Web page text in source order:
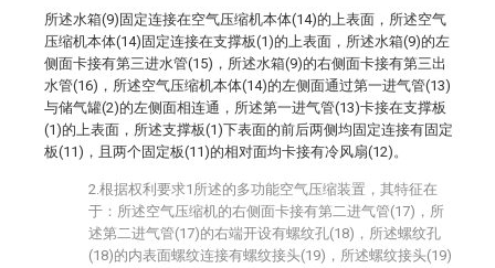
所述水箱(9)固定连接在空气压缩机本体(14)的上表面，所述空气
压缩机本体(14)固定连接在支撑板(1)的上表面，所述水箱(9)的左
侧面卡接有第三进水管(15)，所述水箱(9)的右侧面卡接有第三出
水管(16)，所述空气压缩机本体(14)的左侧面通过第一进气管(13)
与储气罐(2)的左侧面相连通，所述第一进气管(13)卡接在支撑板
(1)的上表面，所述支撑板(1)下表面的前后两侧均固定连接有固定
板(11)，且两个固定板(11)的相对面均卡接有冷风扇(12)。
2.根据权利要求1所述的多功能空气压缩装置，其特征在
于：所述空气压缩机的右侧面卡接有第二进气管(17)，所
述第二进气管(17)的右端开设有螺纹孔(18)，所述螺纹孔
(18)的内表面螺纹连接有螺纹接头(19)，所述螺纹接头(19)